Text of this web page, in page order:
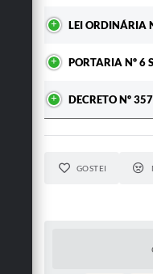
LEI ORDINÁRIA
PORTARIA Nº 6
DECRETO Nº
GOSTEI